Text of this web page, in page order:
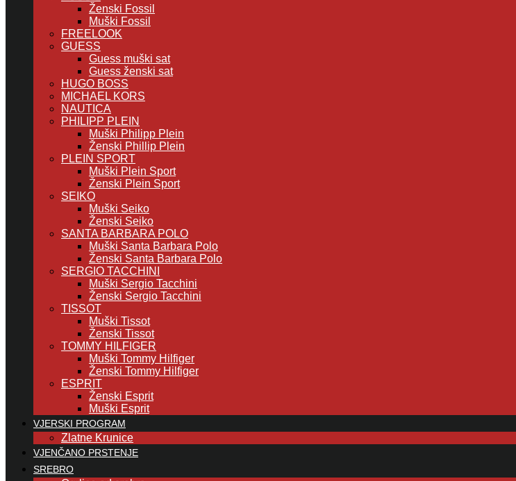
Ženski Fossil
Muški Fossil
FREELOOK
GUESS
Guess muški sat
Guess ženski sat
HUGO BOSS
MICHAEL KORS
NAUTICA
PHILIPP PLEIN
Muški Philipp Plein
Ženski Phillip Plein
PLEIN SPORT
Muški Plein Sport
Ženski Plein Sport
SEIKO
Muški Seiko
Ženski Seiko
SANTA BARBARA POLO
Muški Santa Barbara Polo
Ženski Santa Barbara Polo
SERGIO TACCHINI
Muški Sergio Tacchini
Ženski Sergio Tacchini
TISSOT
Muški Tissot
Ženski Tissot
TOMMY HILFIGER
Muški Tommy Hilfiger
Ženski Tommy Hilfiger
ESPRIT
Ženski Esprit
Muški Esprit
VJERSKI PROGRAM
Zlatne Krunice
VJENČANO PRSTENJE
SREBRO